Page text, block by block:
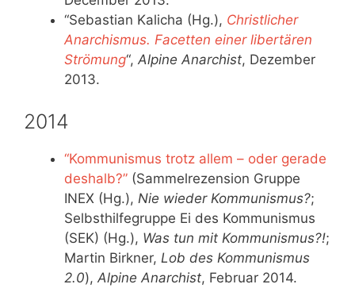
“Sebastian Kalicha (Hg.), Christlicher
Anarchismus. Facetten einer libertären
Strömung“, Alpine Anarchist, Dezember
2013.
2014
“Kommunismus trotz allem – oder gerade
deshalb?” (Sammelrezension Gruppe
INEX (Hg.), Nie wieder Kommunismus?;
Selbsthilfegruppe Ei des Kommunismus
(SEK) (Hg.), Was tun mit Kommunismus?!;
Martin Birkner, Lob des Kommunismus
2.0), Alpine Anarchist, Februar 2014.